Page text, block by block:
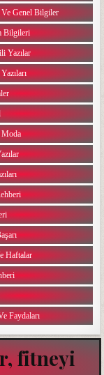
Genel Bilgiler
Bilgileri
Yazılar
Moda
Haftalar
Faydaları
fitneyi